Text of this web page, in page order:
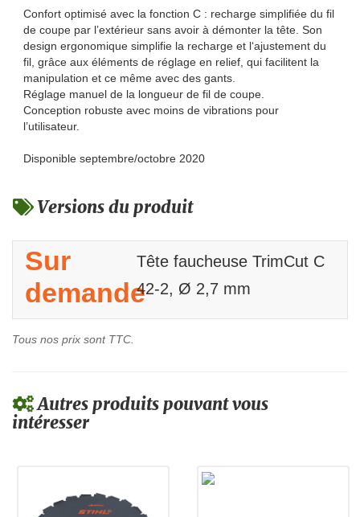
Confort optimisé avec la fonction C : recharge simplifiée du fil
de coupe par l’extérieur sans avoir à démonter la tête. Son
design ergonomique simplifie la recharge et l‘ajustement du
fil, grâce aux éléments de réglage en relief, qui facilitent la
manipulation et ce même avec des gants.
Réglage manuel de la longueur de fil de coupe.
Conception robuste avec moins de vibrations pour
l’utilisateur.
Disponible septembre/octobre 2020
Versions du produit
Sur
demande
Tête faucheuse TrimCut C
42-2, Ø 2,7 mm
Tous nos prix sont TTC.
Autres produits pouvant vous
intéresser